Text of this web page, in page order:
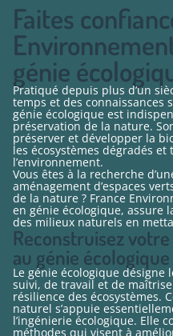
Faites
génie
Pratiqué depuis plus d’un
temps et des connaissances
génie écologique est
préservation de la nature.
préserver et développer la
les écosystèmes dégradés
l’environnement.
Vous êtes à la recherche
aménagement d’espaces
de la nature ? France
en génie écologique, assure
des milieux naturels en
Reconstruisez
au génie écologique
Le génie écologique désigne
suivi, de travail et de
résilience des écosystèmes.
naturel s’appuie
l’ingénierie écologique. Elle
méthodes qui visent à